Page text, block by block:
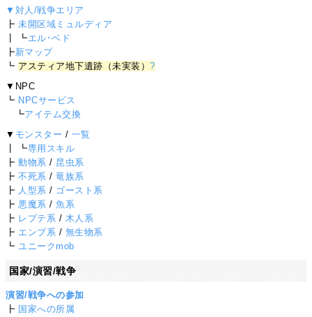
▼対人/戦争エリア
┣未開区域ミュルディア
┃ ┗エル･ベド
┣新マップ
┗ アスティア地下遺跡（未実装）?
▼NPC
┗ NPCサービス
┗アイテム交換
▼ モンスター / 一覧
┃ ┗専用スキル
┣動物系 / 昆虫系
┣不死系 /竜族系
┣ 人型系 / ゴースト系
┣悪魔系 /魚系
┣ レプテ系 / 木人系
┣ エンブ系 / 無生物系
┗ユニークmob
国家/演習/戦争
演習/戦争への参加
┣ 国家への所属